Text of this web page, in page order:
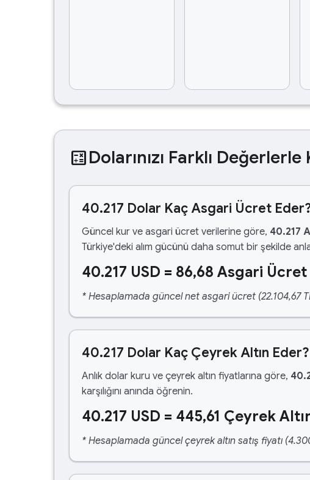
calculateDolarınızı Farklı Değerlerle
40.217 Dolar Kaç Asgari Ücret
Güncel kur ve asgari ücret verilerine göre, 40.217
Türkiye'deki alım gücünü daha somut bir şekilde
40.217 USD = 86,68 Asgari Ücret
* Hesaplamada güncel net asgari ücret (22.104,67
40.217 Dolar Kaç Çeyrek Altın Eder?
Anlık dolar kuru ve çeyrek altın fiyatlarına göre,
karşılığını anında öğrenin.
40.217 USD = 445,61 Çeyrek
* Hesaplamada güncel çeyrek altın satış fiyatı